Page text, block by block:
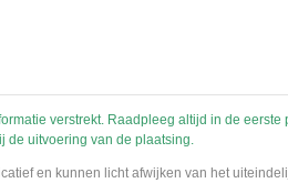
Alle
te
verstrekt. Raadpleeg altijd in de
de uitvoering van de plaatsing.
en kunnen licht afwijken van het